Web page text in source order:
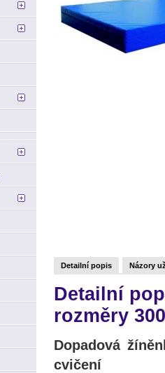
Detailní popis Názory
Detailní
rozměry
Dopadová
cvičení